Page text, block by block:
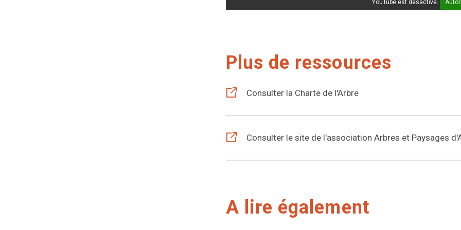
YouTube est désactivé.
Plus de ressources
Consulter la Charte de l'Arbre
Consulter le site de l'association Arbres et Paysages
A lire également